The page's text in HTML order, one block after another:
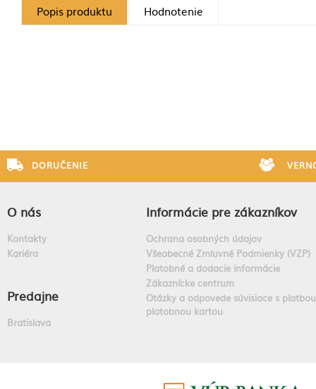
Popis produktu Hodnotenie
DORUČENIE
O nás
Kontakty
Kariéra
Predajne
Bratislava
Informácie pre zákazníkov
Ochrana osobných údajov
Všeobecné Zmluvné Podmienky (VZP)
Platobné a dodacie informácie
Zákaznícke centrum
Otázky a odpovede súvisiace s platbou
platobnou kartou